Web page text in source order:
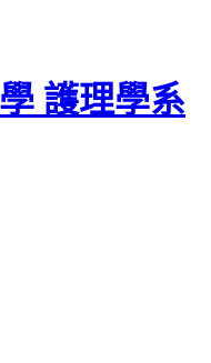
護理學系